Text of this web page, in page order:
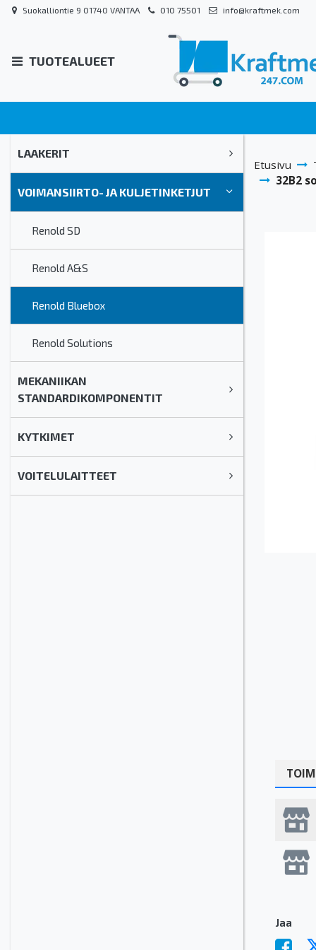
Suokalliontie 9 01740 VANTAA 010 75501 info@kraftmek.com
TUOTEALUEET
LAAKERIT
VOIMANSIIRTO- JA KULJETINKETJUT
Renold SD
Renold A&S
Renold Bluebox
Renold Solutions
MEKANIIKAN
STANDARDIKOMPONENTIT
KYTKIMET
VOITELULAITTEET
Etusivu
32B2
Jaa